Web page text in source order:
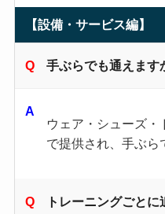
【設備・サービス編】
手ぶらでも通えます
ウェア・シューズ
で提供され、手ぶら
トレーニングごと